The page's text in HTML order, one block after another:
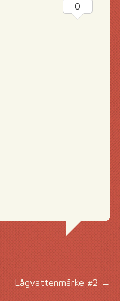
0
Lågvattenmärke #2→